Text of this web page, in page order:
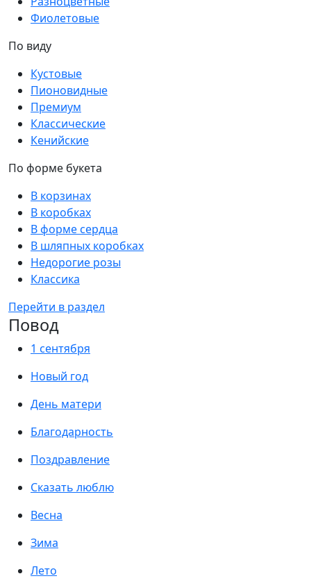
Фиолетовые
По виду
Кустовые
Пионовидные
Премиум
Классические
Кенийские
По форме букета
В корзинах
В коробках
В форме сердца
В шляпных коробках
Недорогие розы
Классика
Перейти в раздел
Повод
1 сентября
Новый год
День матери
Благодарность
Поздравление
Сказать люблю
Весна
Зима
Лето